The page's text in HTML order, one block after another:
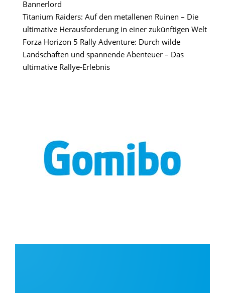
Bannerlord
Titanium Raiders: Auf den metallenen Ruinen – Die
ultimative Herausforderung in einer zukünftigen Welt
Forza Horizon 5 Rally Adventure: Durch wilde
Landschaften und spannende Abenteuer – Das
ultimative Rallye-Erlebnis